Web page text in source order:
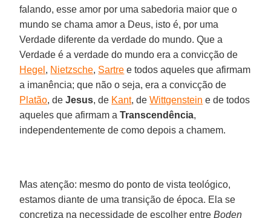
falando, esse amor por uma sabedoria maior que o
mundo se chama amor a Deus, isto é, por uma
Verdade diferente da verdade do mundo. Que a
Verdade é a verdade do mundo era a convicção de
Hegel , Nietzsche, Sartre e todos aqueles que afirmam
a imanência; que não o seja, era a convicção de
Platão, deJesus, de Kant, deWittgenstein e de todos
aqueles que afirmam aTranscendência,
independentemente de como depois a chamem.
Mas atenção: mesmo do ponto de vista teológico,
estamos diante de uma transição de época. Ela se
concretiza na necessidade de escolher entreBoden